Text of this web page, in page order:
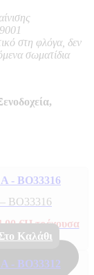
στη φλόγα, δεν
σωματίδια
BO33316
€Η τρέχουσα
Καλάθι